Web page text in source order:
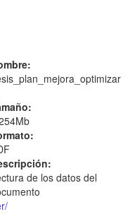
de los datos del